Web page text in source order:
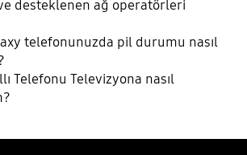
desteklenen ağ operatörleri
telefonunuzda pil durumu nasıl
Telefonu Televizyona nasıl